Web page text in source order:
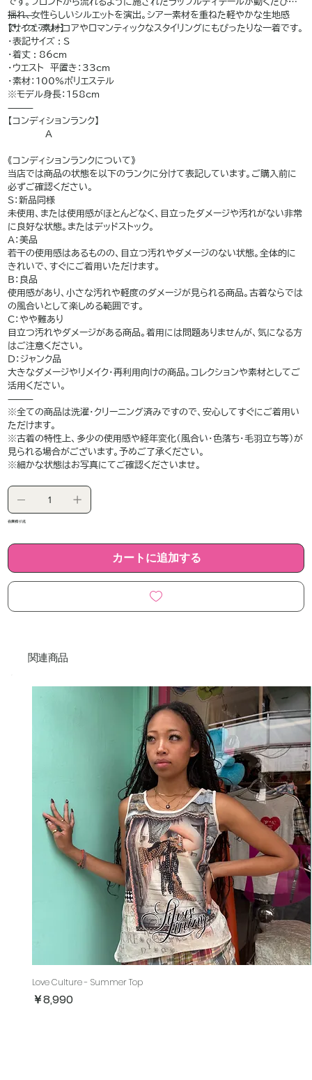
です。フロントから流れるように施されたラッフルディテールが動くたびに
揺れ、女性らしいシルエットを演出。シアー素材を重ねた軽やかな生地感
で、フェアリーコアやロマンティックなスタイリングにもぴったりな一着です。
⸻
【サイズ・素材】
・表記サイズ : S
・着丈 : 86cm
・ウエスト 平置き：33cm
・素材：100%ポリエステル
※モデル身長：158cm
⸻
【コンディションランク】
A
《コンディションランクについて》
当店では商品の状態を以下のランクに分けて表記しています。ご購入前に
必ずご確認ください。
S：新品同様
未使用、または使用感がほとんどなく、目立ったダメージや汚れがない非常
に良好な状態。またはデッドストック。
A：美品
若干の使用感はあるものの、目立つ汚れやダメージのない状態。全体的に
きれいで、すぐにご着用いただけます。
B：良品
使用感があり、小さな汚れや軽度のダメージが見られる商品。古着ならでは
の風合いとして楽しめる範囲です。
C：やや難あり
目立つ汚れやダメージがある商品。着用には問題ありませんが、気になる方
はご注意ください。
D：ジャンク品
大きなダメージやリメイク・再利用向けの商品。コレクションや素材としてご
活用ください。
⸻
※全ての商品は洗濯・クリーニング済みですので、安心してすぐにご着用い
ただけます。
※古着の特性上、多少の使用感や経年変化（風合い・色落ち・毛羽立ち等）が
見られる場合がございます。予めご了承ください。
※細かな状態はお写真にてご確認くださいませ。
在庫残り1点
カートに追加する
関連商品
Love Culture - Summer Top
価格
￥8,990